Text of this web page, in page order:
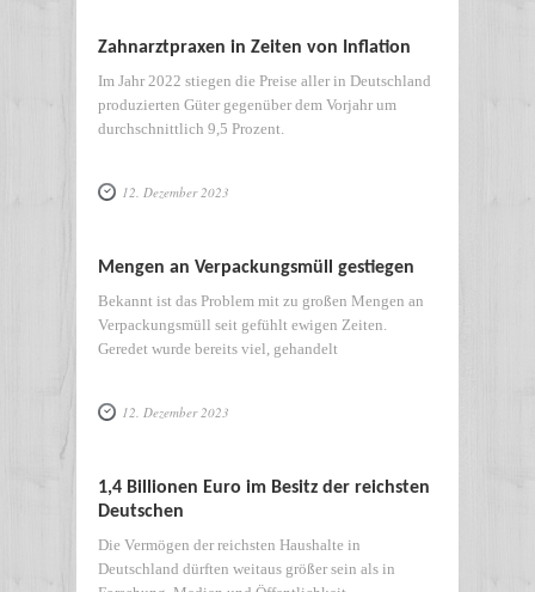
Zahnarztpraxen in Zeiten von Inflation
Im Jahr 2022 stiegen die Preise aller in Deutschland
produzierten Güter gegenüber dem Vorjahr um
durchschnittlich 9,5 Prozent.
12. Dezember 2023
Mengen an Verpackungsmüll gestiegen
Bekannt ist das Problem mit zu großen Mengen an
Verpackungsmüll seit gefühlt ewigen Zeiten.
Geredet wurde bereits viel, gehandelt
12. Dezember 2023
1,4 Billionen Euro im Besitz der reichsten
Deutschen
Die Vermögen der reichsten Haushalte in
Deutschland dürften weitaus größer sein als in